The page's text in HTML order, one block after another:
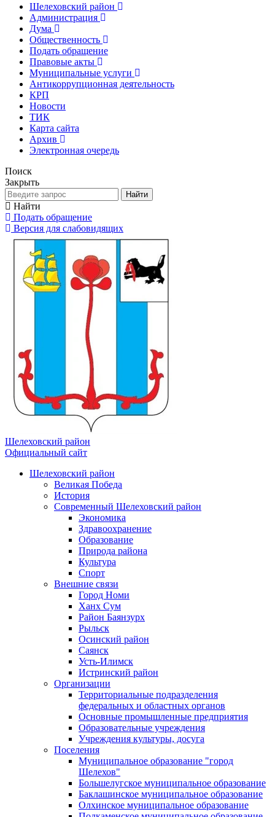
Шелеховский район
Администрация
Дума
Общественность
Подать обращение
Правовые акты
Муниципальные услуги
Антикоррупционная деятельность
КРП
Новости
ТИК
Карта сайта
Архив
Электронная очередь
Поиск
Закрыть
Найти
Найти
Подать обращение
Версия для слабовидящих
Шелеховский район
Официальный сайт
Шелеховский район
Великая Победа
История
Современный Шелеховский район
Экономика
Здравоохранение
Образование
Природа района
Культура
Спорт
Внешние связи
Город Номи
Ханх Сум
Район Баянзурх
Рыльск
Осинский район
Саянск
Усть-Илимск
Истринский район
Организации
Территориальные подразделения
федеральных и областных органов
Основные промышленные предприятия
Образовательные учреждения
Учреждения культуры, досуга
Поселения
Муниципальное образование "город
Шелехов"
Большелугское муниципальное образование
Баклашинское муниципальное образование
Олхинское муниципальное образование